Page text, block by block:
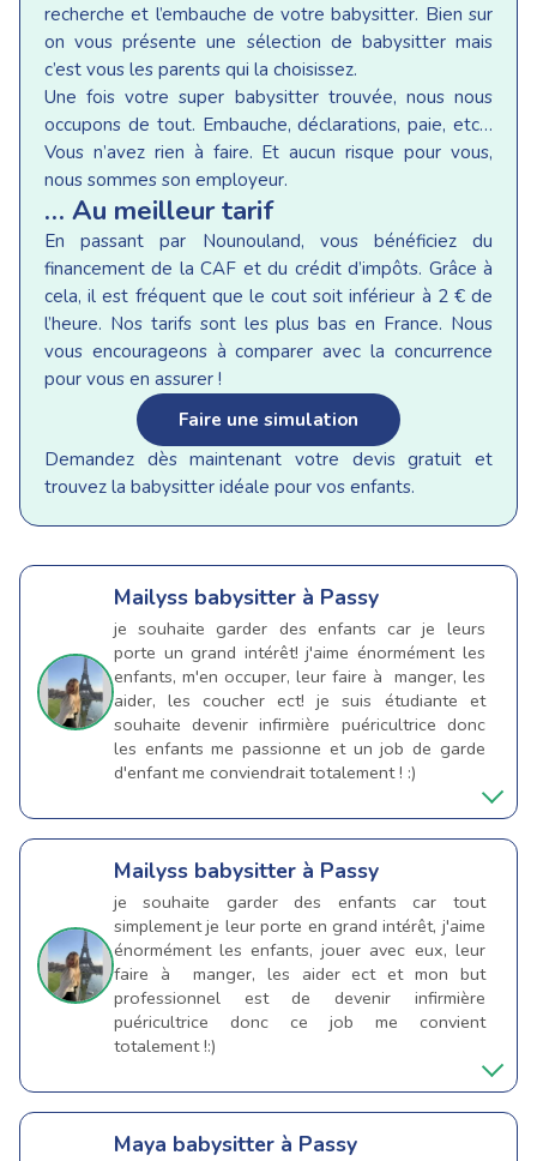
recherche et l’embauche de votre babysitter. Bien sur
on vous présente une sélection de babysitter mais
c’est vous les parents qui la choisissez.
Une fois votre super babysitter trouvée, nous nous
occupons de tout. Embauche, déclarations, paie, etc…
Vous n’avez rien à faire. Et aucun risque pour vous,
nous sommes son employeur.
… Au meilleur tarif
En passant par Nounouland, vous bénéficiez du
financement de la CAF et du crédit d’impôts. Grâce à
cela, il est fréquent que le cout soit inférieur à 2 € de
l’heure. Nos tarifs sont les plus bas en France. Nous
vous encourageons à comparer avec la concurrence
pour vous en assurer !
Faire une simulation
Demandez dès maintenant votre devis gratuit et
trouvez la babysitter idéale pour vos enfants.
Mailyss babysitter à Passy
je souhaite garder des enfants car je leurs
porte un grand intérêt! j'aime énormément les
enfants, m'en occuper, leur faire à manger, les
aider, les coucher ect! je suis étudiante et
souhaite devenir infirmière puéricultrice donc
les enfants me passionne et un job de garde
d'enfant me conviendrait totalement ! :)
Mailyss babysitter à Passy
je souhaite garder des enfants car tout
simplement je leur porte en grand intérêt, j'aime
énormément les enfants, jouer avec eux, leur
faire à manger, les aider ect et mon but
professionnel est de devenir infirmière
puéricultrice donc ce job me convient
totalement !:)
Maya babysitter à Passy